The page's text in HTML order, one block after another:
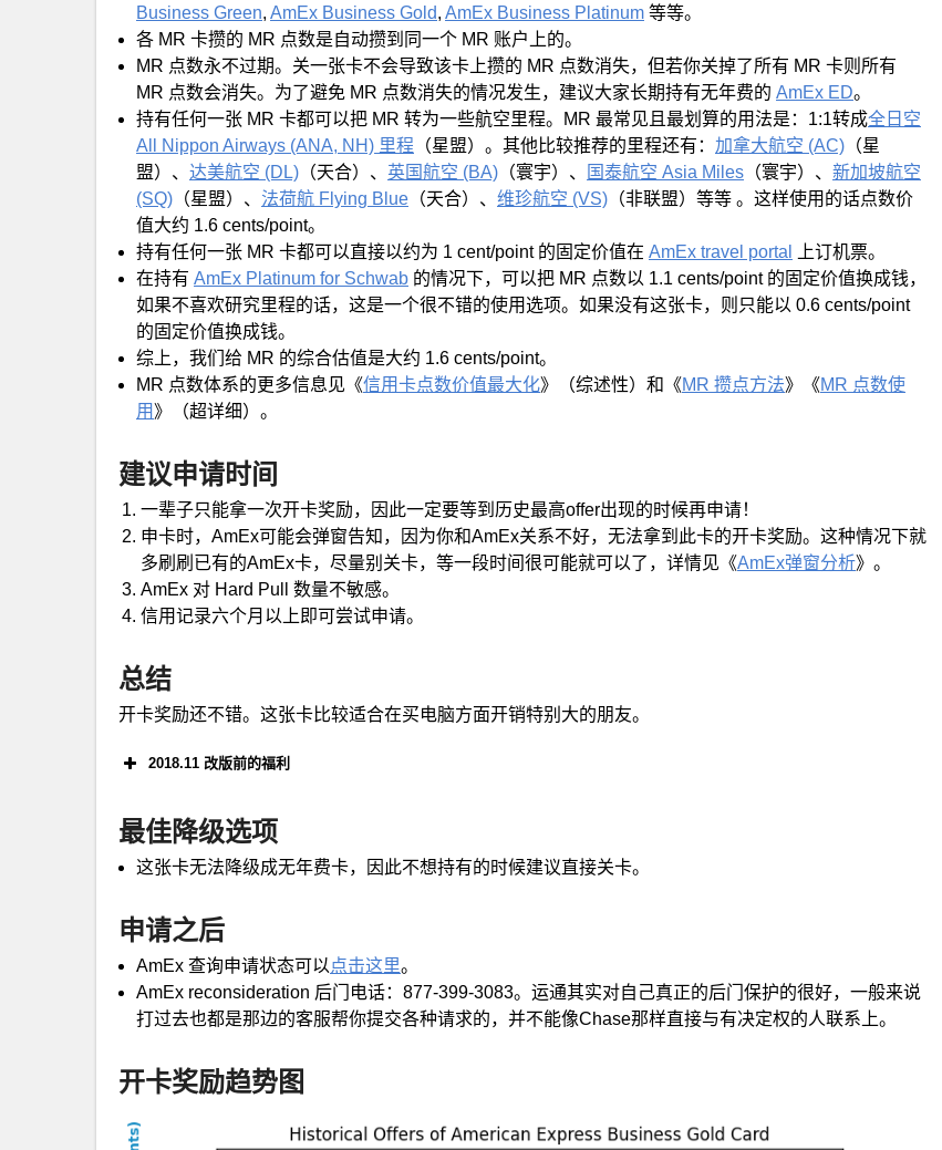
Business Green, AmEx Business Gold, AmEx Business Platinum 等等。
各 MR 卡攒的 MR 点数是自动攒到同一个 MR 账户上的。
MR 点数永不过期。关一张卡不会导致该卡上攒的 MR 点数消失，但若你关掉了所有 MR 卡则所有
MR 点数会消失。为了避免 MR 点数消失的情况发生，建议大家长期持有无年费的 AmEx ED。
持有任何一张 MR 卡都可以把 MR 转为一些航空里程。MR 最常见且最划算的用法是：1:1转成全日空
All Nippon Airways (ANA, NH) 里程 （星盟）。其他比较推荐的里程还有： 加拿大航空 (AC) （星
盟）、 达美航空 (DL) （天合）、 英国航空 (BA) （寰宇）、 国泰航空 Asia Miles （寰宇）、 新加坡航空
(SQ) （星盟）、 法荷航 Flying Blue （天合）、 维珍航空 (VS) （非联盟）等等 。这样使用的话点数价
值大约 1.6 cents/point。
持有任何一张 MR 卡都可以直接以约为 1 cent/point 的固定价值在 AmEx travel portal
上订机票。
在持有 AmEx Platinum for Schwab 的情况下，可以把 MR 点数以 1.1 cents/point 的固定价值换成钱，
如果不喜欢研究里程的话，这是一个很不错的使用选项。如果没有这张卡，则只能以 0.6 cents/point
的固定价值换成钱。
综上，我们给 MR 的综合估值是大约 1.6 cents/point。
MR 点数体系的更多信息见《信用卡点数价值最大化》（综述性）和《MR 攒点方法》《MR 点数使
用 》（超详细）。
建议申请时间
一辈子只能拿一次开卡奖励，因此一定要等到历史最高offer出现的时候再申请！
申卡时，AmEx可能会弹窗告知，因为你和AmEx关系不好，无法拿到此卡的开卡奖励。这种情况下就
多刷刷已有的AmEx卡，尽量别关卡，等一段时间很可能就可以了，详情见《AmEx弹窗分析》。
AmEx 对 Hard Pull 数量不敏感。
信用记录六个月以上即可尝试申请。
总结
开卡奖励还不错。这张卡比较适合在买电脑方面开销特别大的朋友。
2018.11 改版前的福利
开卡奖励25,000 MR 点数，需要三个月内花$5000，这是常年存在的 public offer。
以在官网刷出来，或者收到 mail offer。
开卡奖励75,000 MR 点数，需要三个月内花$10000，获取方法同上。部分人会被 target 到花
$5000的 offer，毫无疑问这个是最好的。
信用卡点数价
最佳降级选项
这张卡无法降级成无年费卡，因此不想持有的时候建议直接关卡。
申请之后
AmEx 查询申请状态可以点击这里。
AmEx reconsideration 后门电话：877-399-3083。运通其实对自己真正的后门保护的很好，一般来说
打过去也都是那边的客服帮你提交各种请求的，并不能像Chase那样直接与有决定权的人联系上。
开卡奖励趋势图